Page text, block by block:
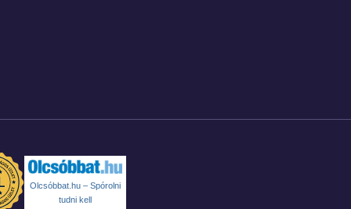
Olcsóbbat.hu – Spórolni
tudni kell